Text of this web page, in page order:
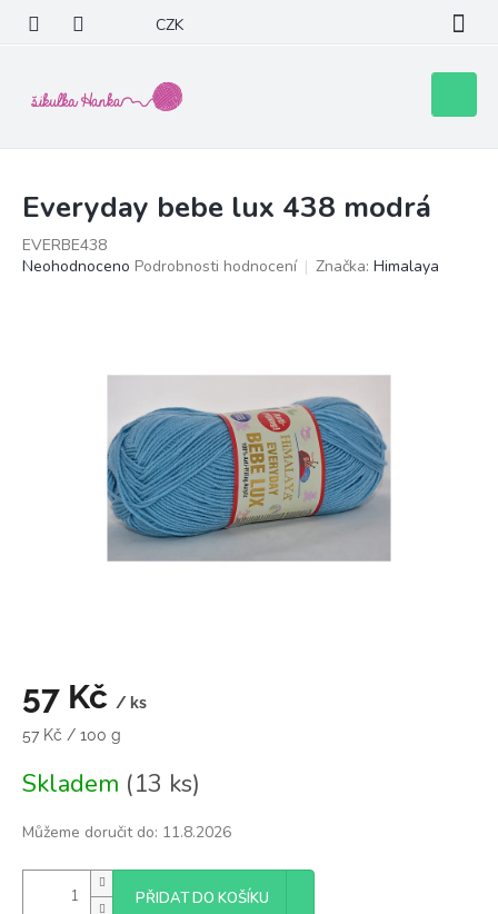
obsah
CZK
košík
Everyday bebe lux 438 modrá
EVERBE438
Průměrné
Neohodnoceno Podrobnosti hodnocení Značka: Himalaya
57 Kč / ks
Měrná
57 Kč / 100 g
Skladem (13 ks)
Můžeme doručit do: 11.8.2026
PŘIDAT DO KOŠÍKU